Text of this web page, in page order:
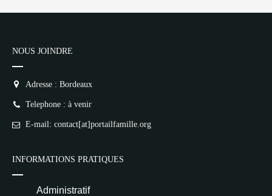
NOUS JOINDRE
Adresse : Bordeaux
Telephone : à venir
E-mail: contact[at]portailfamille.org
INFORMATIONS PRATIQUES
Administratif